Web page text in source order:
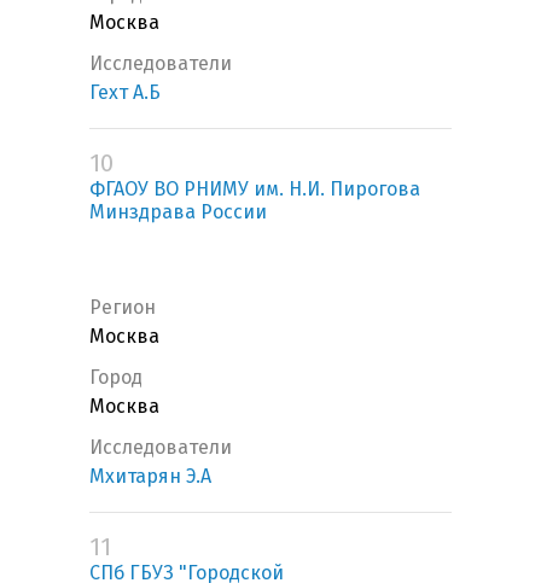
Москва
Исследователи
Гехт А.Б
10
ФГАОУ ВО РНИМУ им. Н.И. Пирогова
Минздрава России
Регион
Москва
Город
Москва
Исследователи
Мхитарян Э.А
11
СПб ГБУЗ "Городской